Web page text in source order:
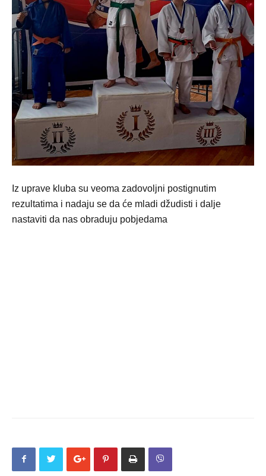
Iz uprave kluba su veoma zadovoljni postignutim
rezultatima i nadaju se da će mladi džudisti i dalje
nastaviti da nas obraduju pobjedama